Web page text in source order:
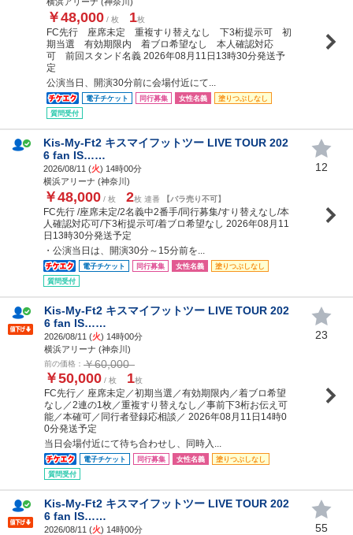
￥48,000 / 枚 1枚
FC先行 座席未定 重複すり替えなし 下3桁提示可 初
期当選 有効期限内 着ブロ希望なし 本人確認対応
可 前回スタンド名義 2026年08月11日13時30分発送予
定
公演当日、開演30分前に会場付近にて...
電子チケット 同行募集 女性名義
塗りつぶしなし
質問受付
Kis-My-Ft2 キスマイフットツー LIVE TOUR 202
6 fan IS……
2026/08/11 (火) 14時00分
横浜アリーナ (神奈川)
￥48,000 / 枚 2枚 連番 【バラ売り不可】
FC先行 /座席未定/2名義中2番手/同行募集/すり替えなし/本
人確認対応可/下3桁提示可/着ブロ希望なし 2026年08月11
日13時30分発送予定
・公演当日は、開演30分～15分前を...
電子チケット 同行募集 女性名義
塗りつぶしなし
質問受付
12
Kis-My-Ft2 キスマイフットツー LIVE TOUR 202
6 fan IS……
2026/08/11 (火) 14時00分
横浜アリーナ (神奈川)
前の価格： ￥60,000
￥50,000 / 枚 1枚
FC先行／ 座席未定／初期当選／有効期限内／着ブロ希望
なし／2連の1枚／重複すり替えなし／事前下3桁お伝え可
能／本確可／同行者登録応相談／ 2026年08月11日14時0
0分発送予定
当日会場付近にて待ち合わせし、同時入...
電子チケット 同行募集 女性名義
塗りつぶしなし
質問受付
23
Kis-My-Ft2 キスマイフットツー LIVE TOUR 202
6 fan IS……
2026/08/11 (火) 14時00分
55